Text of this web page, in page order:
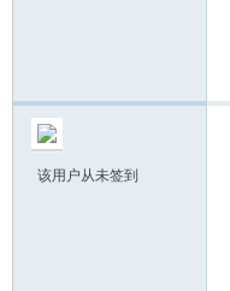
该用户从未签到